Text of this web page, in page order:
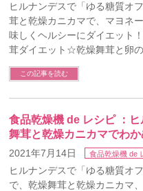
ヒルナンデスで「ゆる糖質オ
茸と乾燥カニカマで、マヨネ
味しくヘルシーにダイエット
茸ダイエット☆乾燥舞茸と卵
この記事を読む
食品乾燥機 de レシピ ：
舞茸と乾燥カニカマでわ
2021年7月14日 食品乾燥機 de
ヒルナンデスで「ゆる糖質オ
で、乾燥舞茸と乾燥カニカマ